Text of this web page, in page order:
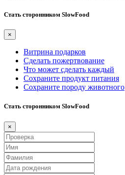
Стать сторонником SlowFood
×
Витрина подарков
Сделать пожертвование
Что может сделать каждый
Сохраните продукт питания
Сохраните породу животного
Стать сторонником SlowFood
×